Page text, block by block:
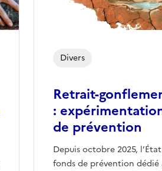
Retrait-
:
de prévention
Depuis octobre 2025,
fonds de prévention dédié
Divers